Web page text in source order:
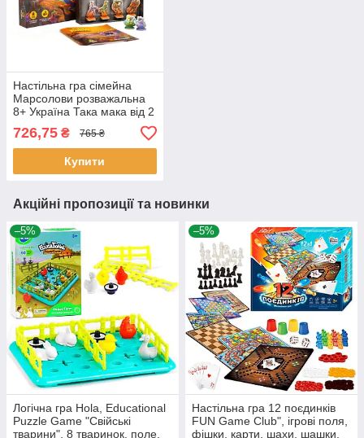
Настільна гра сімейна
Марсолови розважальна
8+ Україна Така мака від 2
до 4 гравців (90001-UA)
726,75 ₴ 765 ₴
Купити
Акційні пропозиції та новинки
–5%
Логічна гра Hola, Educational
Puzzle Game "Свійські
тварини", 8 тваринок, поле,
–5%
Настільна гра 12 поєдинків
FUN Game Club", ігрові поля,
фішки, карти, шахи, шашки,